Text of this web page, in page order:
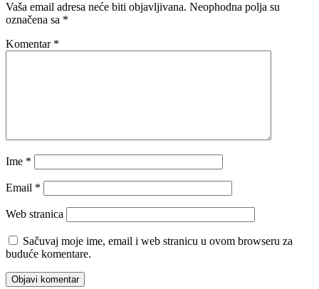
Vaša email adresa neće biti objavljivana. Neophodna polja su
označena sa *
Komentar *
Ime *
Email *
Web stranica
Sačuvaj moje ime, email i web stranicu u ovom browseru za
buduće komentare.